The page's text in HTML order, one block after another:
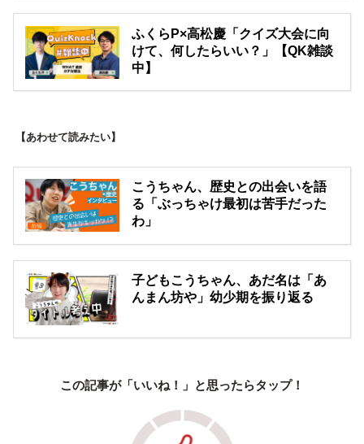
ふくらP×高松慶「クイズ大会に向
けて、何したらいい？」【QK雑談
中】
【あわせて読みたい】
こうちゃん、歴史との出会いを語
る「ぶっちゃけ最初は苦手だった
わ」
子どもこうちゃん、あだ名は「あ
んまん坊や」幼少期を振り返る
この記事が「いいね！」と思ったらタップ！